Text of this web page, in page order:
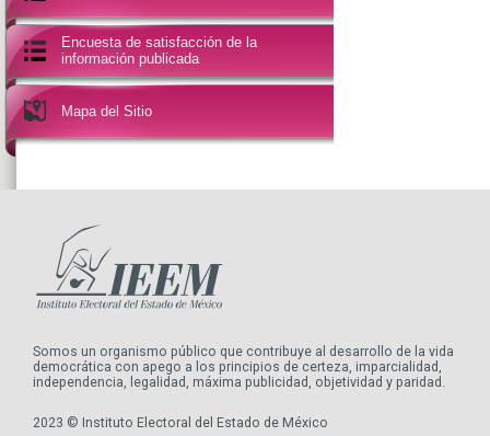
Encuesta de satisfacción de la
información publicada
Mapa del Sitio
Somos un organismo público que contribuye al desarrollo de la vida
democrática con apego a los principios de certeza, imparcialidad,
independencia, legalidad, máxima publicidad, objetividad y paridad.
2023 © Instituto Electoral del Estado de México